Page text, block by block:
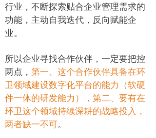
行业，不断探索贴合企业管理需求的
功能，主动自我迭代，反向赋能企
业。
所以企业寻找合作伙伴，一定要把控
两点， 第一、这个合作伙伴具备在环
卫领域建设数字化平台的能力（软硬
件一体的研发能力），第二、要有在
环卫这个领域持续深耕的战略投入，
两者缺一不可。